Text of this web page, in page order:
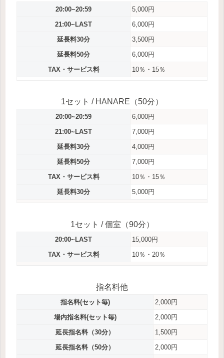
20:00~20:59
5,000円
21:00~LAST
6,000円
延長料30分
3,500円
延長料50分
6,000円
TAX・サービス料
10％・15％
1セット / HANARE（50分）
20:00~20:59
6,000円
21:00~LAST
7,000円
延長料30分
4,000円
延長料50分
7,000円
TAX・サービス料
10％・15％
延長料30分
5,000円
1セット / 個室（90分）
20:00~LAST
15,000円
TAX・サービス料
10％・20％
指名料他
指名料(セット毎)
2,000円
場内指名料(セット毎)
2,000円
延長指名料（30分）
1,500円
延長指名料（50分）
2,000円